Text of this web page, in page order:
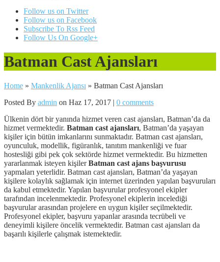
Follow us on Twitter
Follow us on Facebook
Subscribe To Rss Feed
Follow Us On Google+
Batman Cast Ajansları
Home » Mankenlik Ajansı » Batman Cast Ajansları
Posted By admin on Haz 17, 2017 | 0 comments
Ülkenin dört bir yanında hizmet veren cast ajansları, Batman’da da
hizmet vermektedir. Batman cast ajansları, Batman’da yaşayan
kişiler için bütün imkanlarını sunmaktadır. Batman cast ajansları,
oyunculuk, modellik, figüranlık, tanıtım mankenliği ve fuar
hostesliği gibi pek çok sektörde hizmet vermektedir. Bu hizmetten
yararlanmak isteyen kişilerBatman cast ajans başvurusu
yapmaları yeterlidir. Batman cast ajansları, Batman’da yaşayan
kişilere kolaylık sağlamak için internet üzerinden yapılan başvuruları
da kabul etmektedir. Yapılan başvurular profesyonel ekipler
tarafından incelenmektedir. Profesyonel ekiplerin incelediği
başvurular arasından projelere en uygun kişiler seçilmektedir.
Profesyonel ekipler, başvuru yapanlar arasında tecrübeli ve
deneyimli kişilere öncelik vermektedir. Batman cast ajansları da
başarılı kişilerle çalışmak istemektedir.